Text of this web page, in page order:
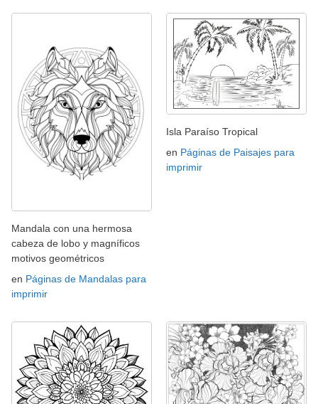
Mandala con una hermosa
cabeza de lobo y magníficos
motivos geométricos
en Páginas de Mandalas para
imprimir
Isla Paraíso Tropical
en Páginas de Paisajes para
imprimir